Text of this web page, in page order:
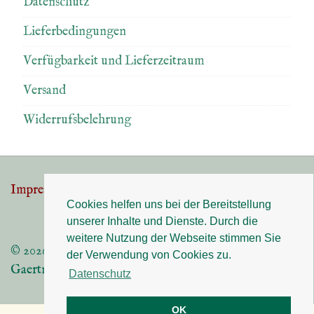
Cookies helfen uns bei der Bereitstellung
unserer Inhalte und Dienste. Durch die
weitere Nutzung der Webseite stimmen Sie
der Verwendung von Cookies zu.
Datenschutz
OK
Lieferbedingungen
Verfügbarkeit und Lieferzeitraum
Versand
Widerrufsbelehrung
Footer-
Impressum
© 2026
Gaertnerei Angermaier 83075 Bad Feilnbach